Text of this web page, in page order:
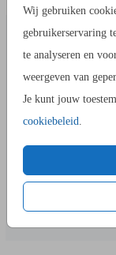
Wij gebruiken
gebruikerservaring
te analyseren en
weergeven van
Je kunt jouw
cookiebeleid.